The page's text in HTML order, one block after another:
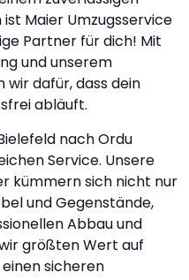
Maier Umzugsservice
Partner für dich! Mit
und unserem
dafür, dass dein
abläuft.
nach Ordu
Service. Unsere
kümmern sich nicht nur
und Gegenstände,
Abbau und
größten Wert auf
sicheren